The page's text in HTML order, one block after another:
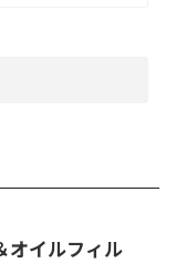
オイルフィル